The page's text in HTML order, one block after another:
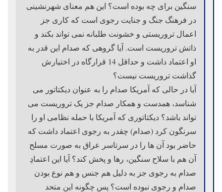
سنگین برای چه بوده است؟ این هم معنای شهرنشینی
در فرهنگ جنگ و جنایت رجوی است که کاری جز
اعمال تروریستی و خشونت طلبانه نمی تواند بکند و
ذاتش تروریست است. آیا گروهی که صدام این قدر به
او اعتماد داشت و حداقل 14 قرارگاه در اختیارش
گذاشت تروریست نیست؟
آیا در حالی که آمریکا صدام را به عنوان دیکتاتور می
شناسد، همدست و همکار صدام جز یک تروریست می
تواند باشد؟ دیکتاتوری که آمریکا با حمله نظامی او را
سرنگون کرد (صدام) چقدر به رجوی اعتماد داشت که
حاضر بود آن ها را در سرتاسر عراق به صورت مسلح
آن هم با سلاح سنگین، رها و پخش کند؟ آیا این اعتمادِ
صدام به رجوی جز به دلیل هم جنس و هم نوع بودن
صدام و رجوی نبوده است؟ پس چگونه این متحد